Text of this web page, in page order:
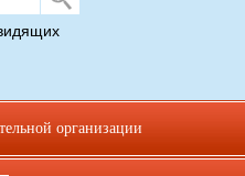
обучающихся об
не поступало.
организации